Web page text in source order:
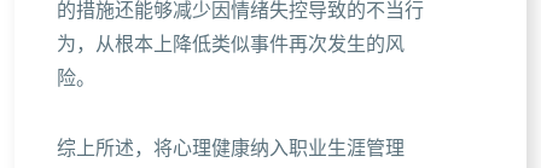
的措施还能够减少因情绪失控导致的不当行
为，从根本上降低类似事件再次发生的风
险。
综上所述，将心理健康纳入职业生涯管理